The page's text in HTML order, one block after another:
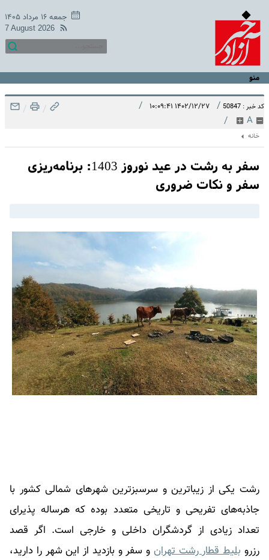
جمعه ۱۶ مرداد ۱۴۰۵
7 August 2026
منو
کد خبر : 50847 / ۱۴۰۲/۱۲/۲۷ ۱۰:۰۹:۴۱ /
A
/
/
/
خانه
سفر به رشت در عید نوروز 1403: برنامه‌ریزی
سفر و نکات ضروری
رشت یکی از زیباترین و سرسبزترین شهرهای شمالی کشور با
جاذبه‌های تفریحی و تاریخی متعدد بوده که هرساله پذیرای
تعداد زیادی از گردشگران داخلی و خارجی است. اگر قصد
رزروبلیط قطار رشت تهران و سفر و بازدید از این شهر را دارید،